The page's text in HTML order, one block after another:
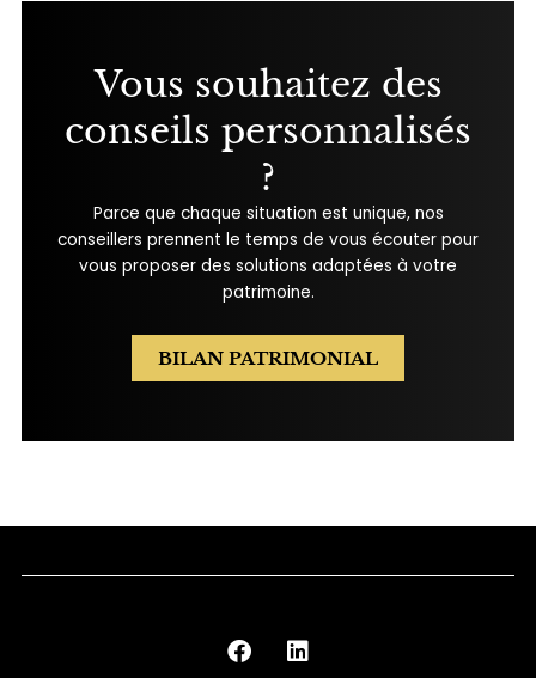
Vous souhaitez des
conseils personnalisés
?
Parce que chaque situation est unique, nos
conseillers prennent le temps de vous écouter pour
vous proposer des solutions adaptées à votre
patrimoine.
BILAN PATRIMONIAL
a
i